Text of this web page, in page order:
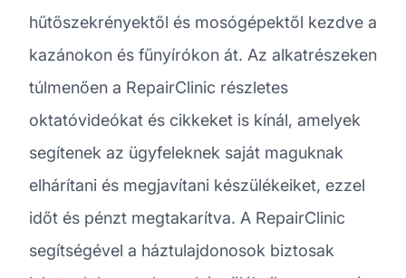
hűtőszekrényektől és mosógépektől kezdve a
kazánokon és fűnyírókon át. Az alkatrészeken
túlmenően a RepairClinic részletes
oktatóvideókat és cikkeket is kínál, amelyek
segítenek az ügyfeleknek saját maguknak
elhárítani és megjavítani készülékeiket, ezzel
időt és pénzt megtakarítva. A RepairClinic
segítségével a háztulajdonosok biztosak